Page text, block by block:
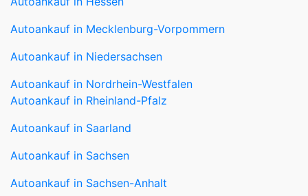
Autoankauf in Niedersachsen
Autoankauf in Nordrhein-Westfalen
Autoankauf in Saarland
Autoankauf in Sachsen
Autoankauf in Sachsen-Anhalt
Autoankauf in Schleswig-Holstein